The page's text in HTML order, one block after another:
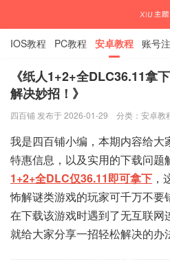
国内外APP下
IOS教程 PC教程 安卓教程 账号
《纸人1+2+全DLC36.11拿
解决妙招！》
四百铺 发布于 2026-01-29 分类： 安卓教
我是四百铺小编，本期内容给
特惠信息，以及实用的下载问题
1+2+全DLC仅36.11即可拿下
怖解谜类游戏的玩家可千万不
在下载该游戏时遇到了无互联
就给大家分享一招轻松解决的办